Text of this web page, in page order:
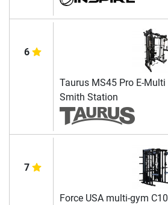
6
Taurus MS45 Pro E-Multi
Smith Station
7
Force USA multi-gym C10